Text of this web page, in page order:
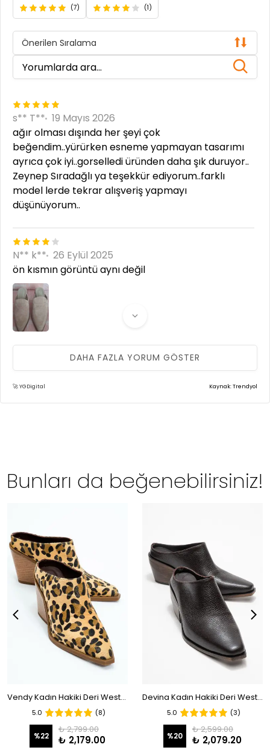
(7) (1)
Önerilen Sıralama
s** T** 19 Mayıs 2026
ağır olması dışında her şeyi çok
beğendim..yürürken esneme yapmayan tasarımı
ayrıca çok iyi..gorselledi üründen daha şık duruyor..
Zeynep Sıradağlı ya teşekkür ediyorum..farklı
model lerde tekrar alışveriş yapmayı
düşünüyorum..
N** k** 26 Eylül 2025
ön kısmın görüntü aynı değil
N** S** 25 Haziran 2025
Başarılı ürün
**** ****
08 Haziran 2025
**** **** 25 Nisan 2025
Harika bir terlik çok modern ve aşırı rahat aşırı
DAHA FAZLA YORUM GÖSTER
🚀 YGDigital Kaynak: Trendyol
Bunları da beğenebilirsiniz!
Vendy Kadın Hakiki Deri Western Terlik Leopar
5.0 (8)
%22
₺ 2,799.00
₺ 2,179.00
Devina Kadın Hakiki Deri Western Terlik Kahve
5.0 (3)
%20
₺ 2,599.00
₺ 2,079.20